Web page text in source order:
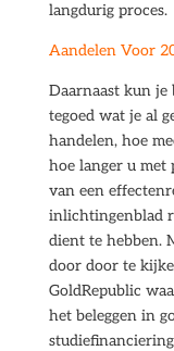
langdurig proces.
Aandelen Voor
Daarnaast kun
tegoed wat je al
handelen, hoe
hoe langer u met
van een
inlichtingenblad
dient te hebben.
door door te
GoldRepublic
het beleggen in